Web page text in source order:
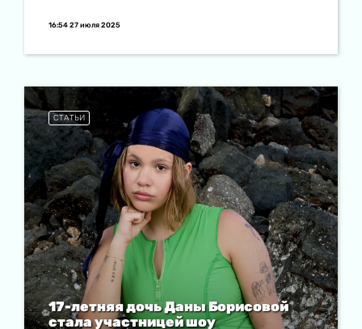
16:54 27 июля 2025
СТАТЬИ
17-летняя дочь Даны Борисовой
стала участницей шоу